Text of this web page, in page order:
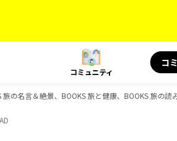
コミュニティ
コ
名言＆絶景、BOOKS 旅と健康、BOOKS 旅の読
AD